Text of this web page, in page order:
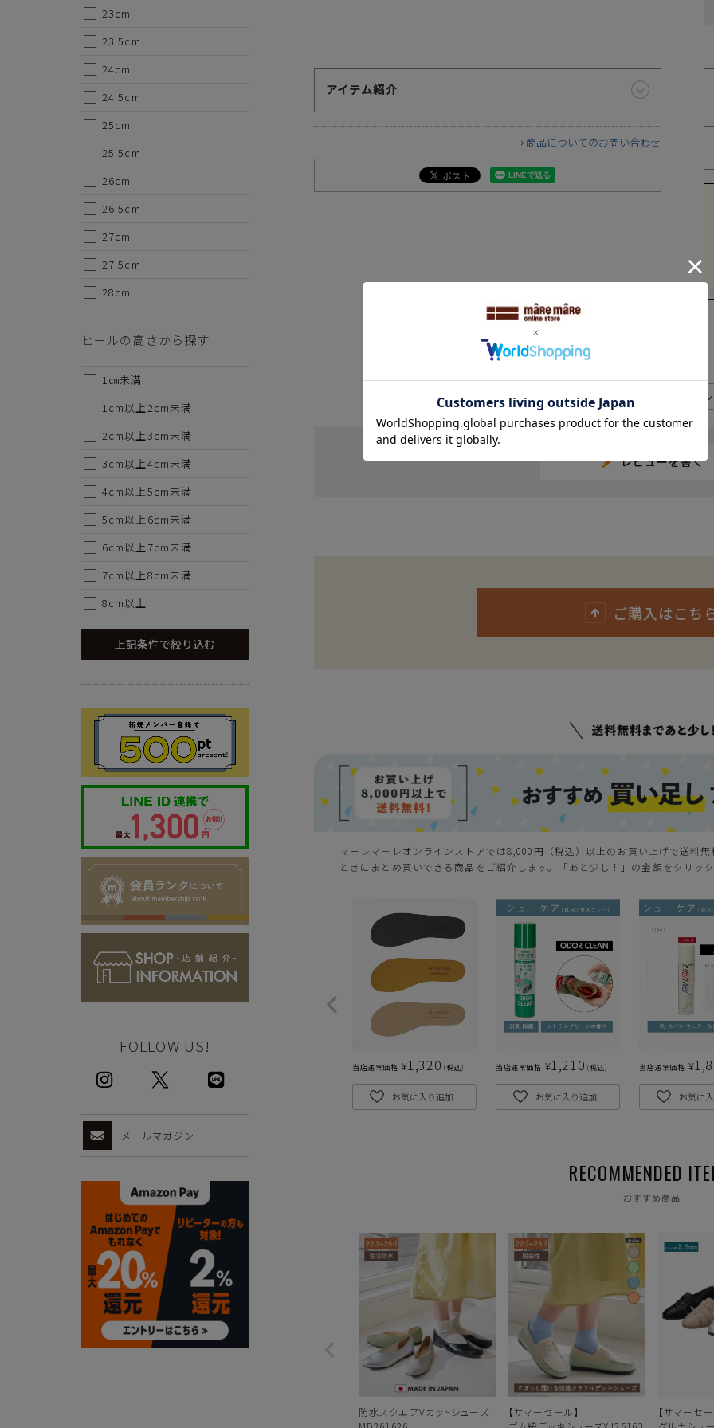
アイテム紹介
商品についてのお問い合わせ
レビューいただいた方に ポイ
レビューを書く
ご購入はこち
マーレマーレオンラインストアでは8,000円（税込）以上のお買い上げで送料
ときにまとめ買いできる商品をご紹介します。「あと少し！」の金額をクリッ
当店通常価格 ¥1,320 税込
お気に入り追加
当店通常価格 ¥1,210 税込
お気に入り追加
当店通常価格 ¥
お気に
おすすめ商品
防水スクエアVカットシューズ
【サマーセール】
【サマーセー
23cm
23.5cm
24cm
24.5cm
25cm
25.5cm
26cm
26.5cm
27cm
27.5cm
28cm
ヒールの高さから探す
1㎝未満
1cm以上2cm未満
2cm以上3cm未満
3cm以上4cm未満
4cm以上5cm未満
5cm以上6cm未満
6cm以上7cm未満
7cm以上8cm未満
8cm以上
上記条件で絞り込む
FOLLOW US!
メールマガジン
ご注意事項
・セール/アウトレット商品の交換・返品は原則としてご遠慮願います。
・掲載されております商品の色はPCモニターにより色目に相違が生じる場合があります。予めご了承下さい。
・掲載されております画像を許可無くご使用にならないで下さい。お使いになりたい場合はお問い合せよりご連絡下さい。
・仕様および外観・価格は予告なく変更されることがあります。予めご了承下さい。
・当オンラインストアと実店舗では、一部商品にて割引率が異なります